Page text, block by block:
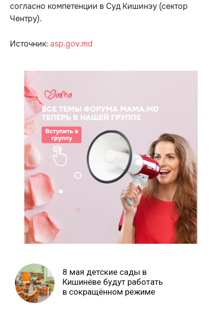
согласно компетенции в Суд Кишинэу (сектор
Чентру).
Источник: asp.gov.md
8 мая детские сады в
Кишинёве будут работать
в сокращённом режиме